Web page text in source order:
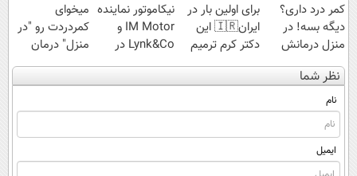
کمر درد داری؟
دیگه بسه! در
منزل درمانش
کن
(◀پرسش‌نامه)
برای اولین بار در
ایران🇮🇷 این
دکتر کرم ترمیم
کننده 23 روزه
ساخت!
نیکاموتور نماینده
IM Motor و
Lynk&Co در
ایران
میخوای
کمردردت رو "در
منزل" درمان
کنی؟ (◂فیلم +
◂پرسش‌نامه)
نظر شما
نام
ایمیل